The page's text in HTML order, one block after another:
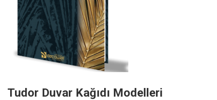
Tudor Duvar Kağıdı Modelleri